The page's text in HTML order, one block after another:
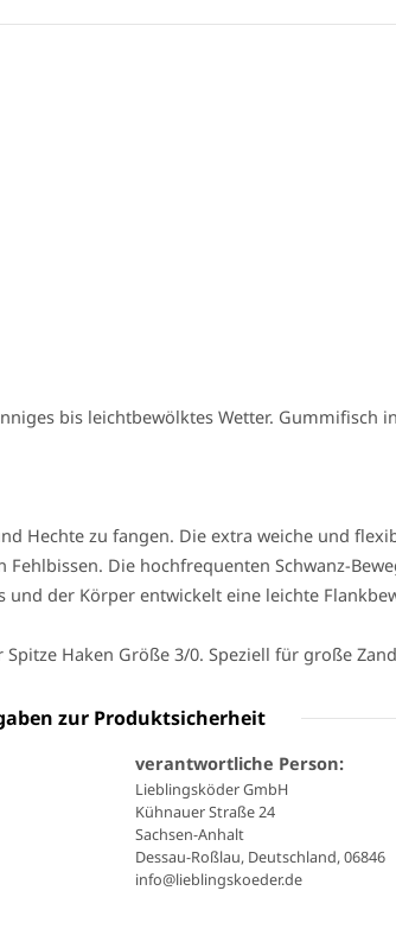
bis leichtbewölktes Wetter. Gummifisch
Hechte zu fangen. Die extra weiche und
Die hochfrequenten Schwanz-
der Körper entwickelt eine leichte
Haken Größe 3/0. Speziell für große
zur Produktsicherheit
verantwortliche Person:
Lieblingsköder GmbH
Kühnauer Straße 24
Sachsen-Anhalt
Dessau-Roßlau, Deutschland, 06846
info@lieblingskoeder.de